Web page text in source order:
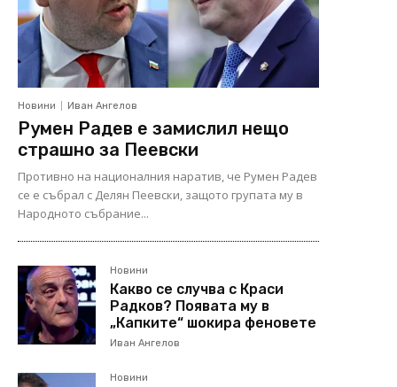
Новини Иван Ангелов
Румен Радев е замислил нещо
страшно за Пеевски
Противно на националния наратив, че Румен Радев
се е събрал с Делян Пеевски, защото групата му в
Народното събрание...
Новини
Какво се случва с Краси
Радков? Появата му в
„Капките“ шокира феновете
Иван Ангелов
Новини